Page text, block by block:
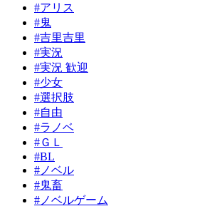
#アリス
#鬼
#吉里吉里
#実況
#実況 歓迎
#少女
#選択肢
#自由
#ラノベ
#ＧＬ
#BL
#ノベル
#鬼畜
#ノベルゲーム